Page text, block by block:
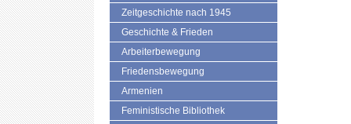
Zeitgeschichte nach 1945
Geschichte & Frieden
Arbeiterbewegung
Friedensbewegung
Armenien
Feministische Bibliothek